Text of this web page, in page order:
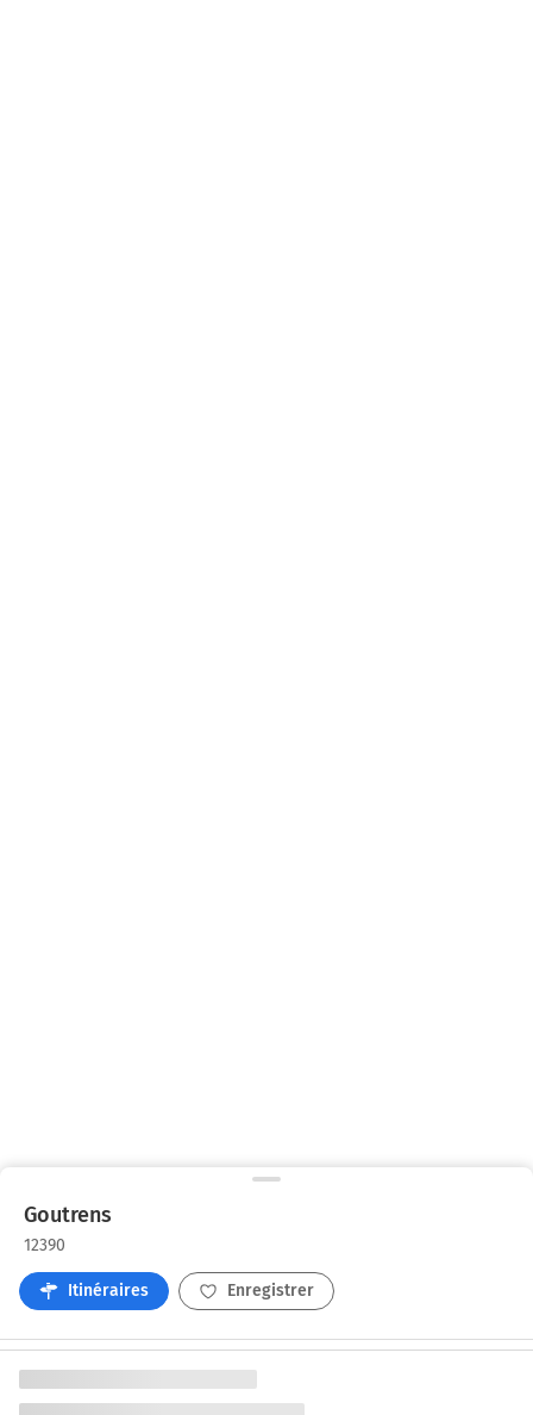
Goutrens
12390
Itinéraires Enregistrer